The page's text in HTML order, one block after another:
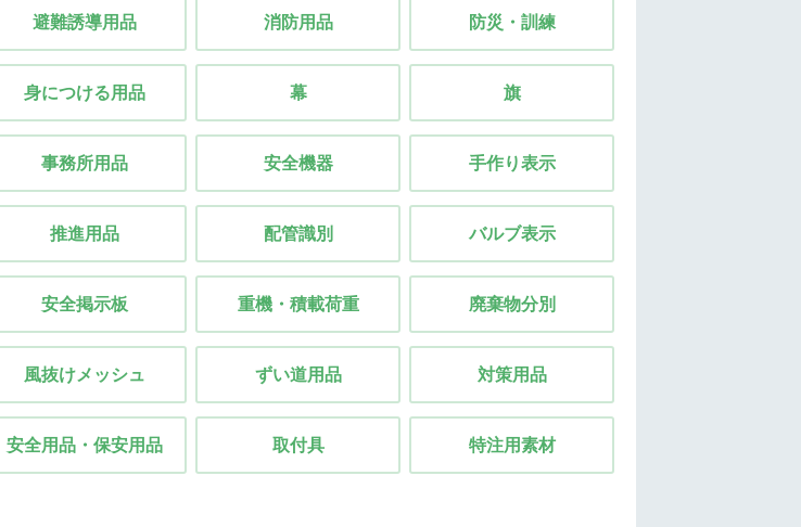
避難誘導用品 消防用品 防災・訓練
身につける用品 幕 旗
事務所用品 安全機器 手作り表示
推進用品 配管識別 バルブ表示
安全掲示板 重機・積載荷重 廃棄物分別
風抜けメッシュ ずい道用品 対策用品
安全用品・保安用品 取付具 特注用素材